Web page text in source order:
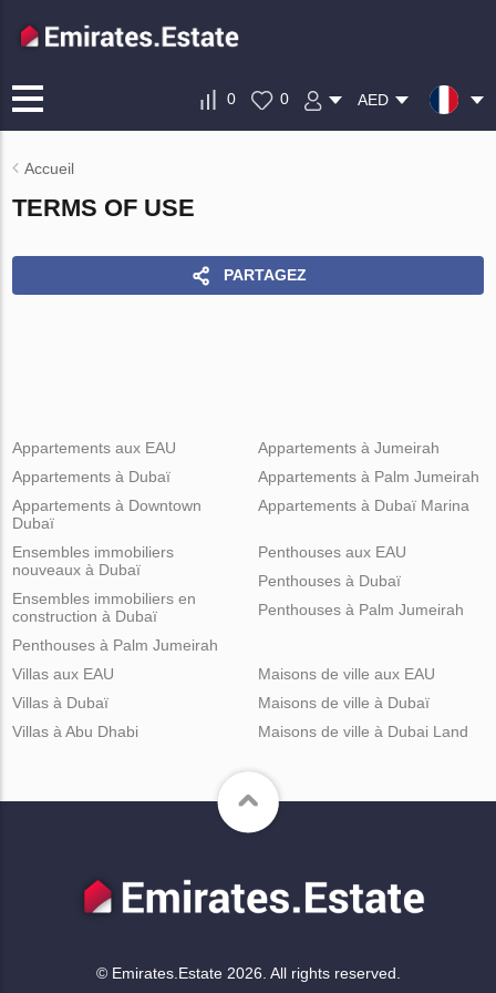
0 0 AED
Accueil
TERMS OF USE
PARTAGEZ
Appartements aux EAU
Appartements à Dubaï
Appartements à Downtown
Dubaï
Appartements à Jumeirah
Appartements à Palm Jumeirah
Appartements à Dubaï Marina
Ensembles immobiliers
nouveaux à Dubaï
Ensembles immobiliers en
construction à Dubaï
Penthouses à Palm Jumeirah
Penthouses aux EAU
Penthouses à Dubaï
Penthouses à Palm Jumeirah
Villas aux EAU
Villas à Dubaï
Villas à Abu Dhabi
Maisons de ville aux EAU
Maisons de ville à Dubaï
Maisons de ville à Dubai Land
© Emirates.Estate 2026. All rights reserved.